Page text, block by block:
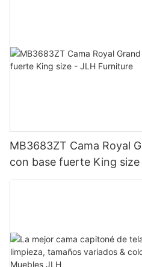
MB3683ZT Cama Royal
con base fuerte King